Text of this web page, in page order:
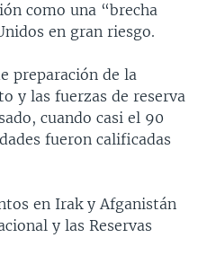
como una “brecha
en gran riesgo.
preparación de la
y las fuerzas de reserva
cuando casi el 90
fueron calificadas
en Irak y Afganistán
y las Reservas